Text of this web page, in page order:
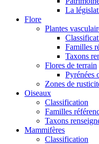
La
Flore
Plantes
Familles
Taxons
Flores de terrain
Pyrénées
Zones de
Oiseaux
Classification
Familles
Taxons
Mammifères
Classification